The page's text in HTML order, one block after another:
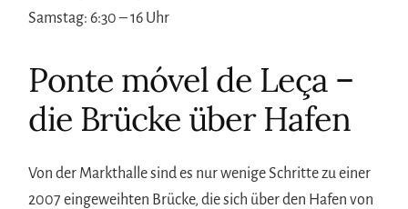
Samstag: 6:30 – 16 Uhr
Ponte móvel de Leça –
die Brücke über Hafen
Von der Markthalle sind es nur wenige Schritte zu einer
2007 eingeweihten Brücke, die sich über den Hafen von